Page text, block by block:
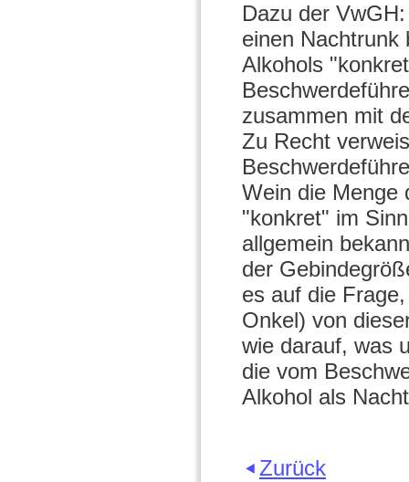
Dazu der
einen Nachtrunk
Alkohols
zusammen mit
Zu Recht
Wein die Menge
"konkret" im
allgemein
der
es auf die
Onkel) von
wie darauf, was
die vom
Alkohol als
Zurück